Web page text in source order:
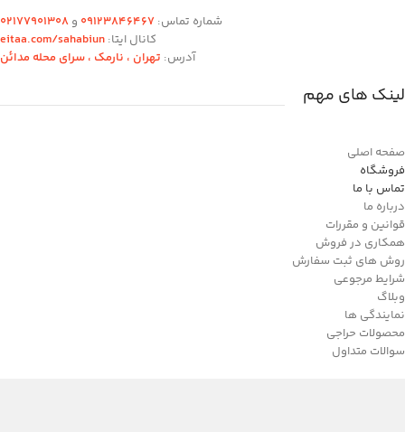
شماره تماس: ۰۹۱۲۳846467 و ۰2۱77901308
کانال ایتا: eitaa.com/sahabiun
آدرس: تهران ،‌ نارمک ، سرای محله مدائن
لینک های مهم
صفحه اصلی
فروشگاه
تماس با ما
درباره ما
قوانین و مقررات
همکاری در فروش
روش های ثبت سفارش
شرایط مرجوعی
وبلاگ
نمایندگی ها
محصولات حراجی
سوالات متداول